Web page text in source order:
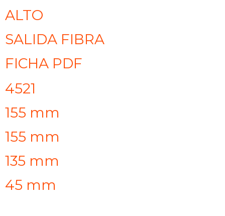
ALTO
SALIDA FIBRA
FICHA PDF
4521
155 mm
155 mm
135 mm
45 mm